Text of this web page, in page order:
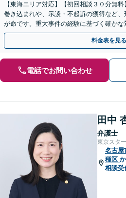
【東海エリア対応】【初回相談３０分無
巻き込まれや、示談・不起訴の獲得など
が命です。重大事件の経験に基づく確か
います。ご家族からのご相談も可能。
料金表を見る
電話でお問い合わせ
田中
弁護士
東京スタ
名古屋
種区
相談受